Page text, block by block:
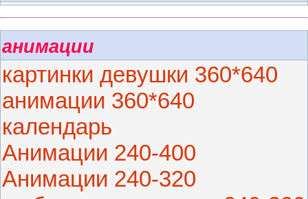
анимации
картинки девушки 360*640
анимации 360*640
календарь
Анимации 240-400
Анимации 240-320